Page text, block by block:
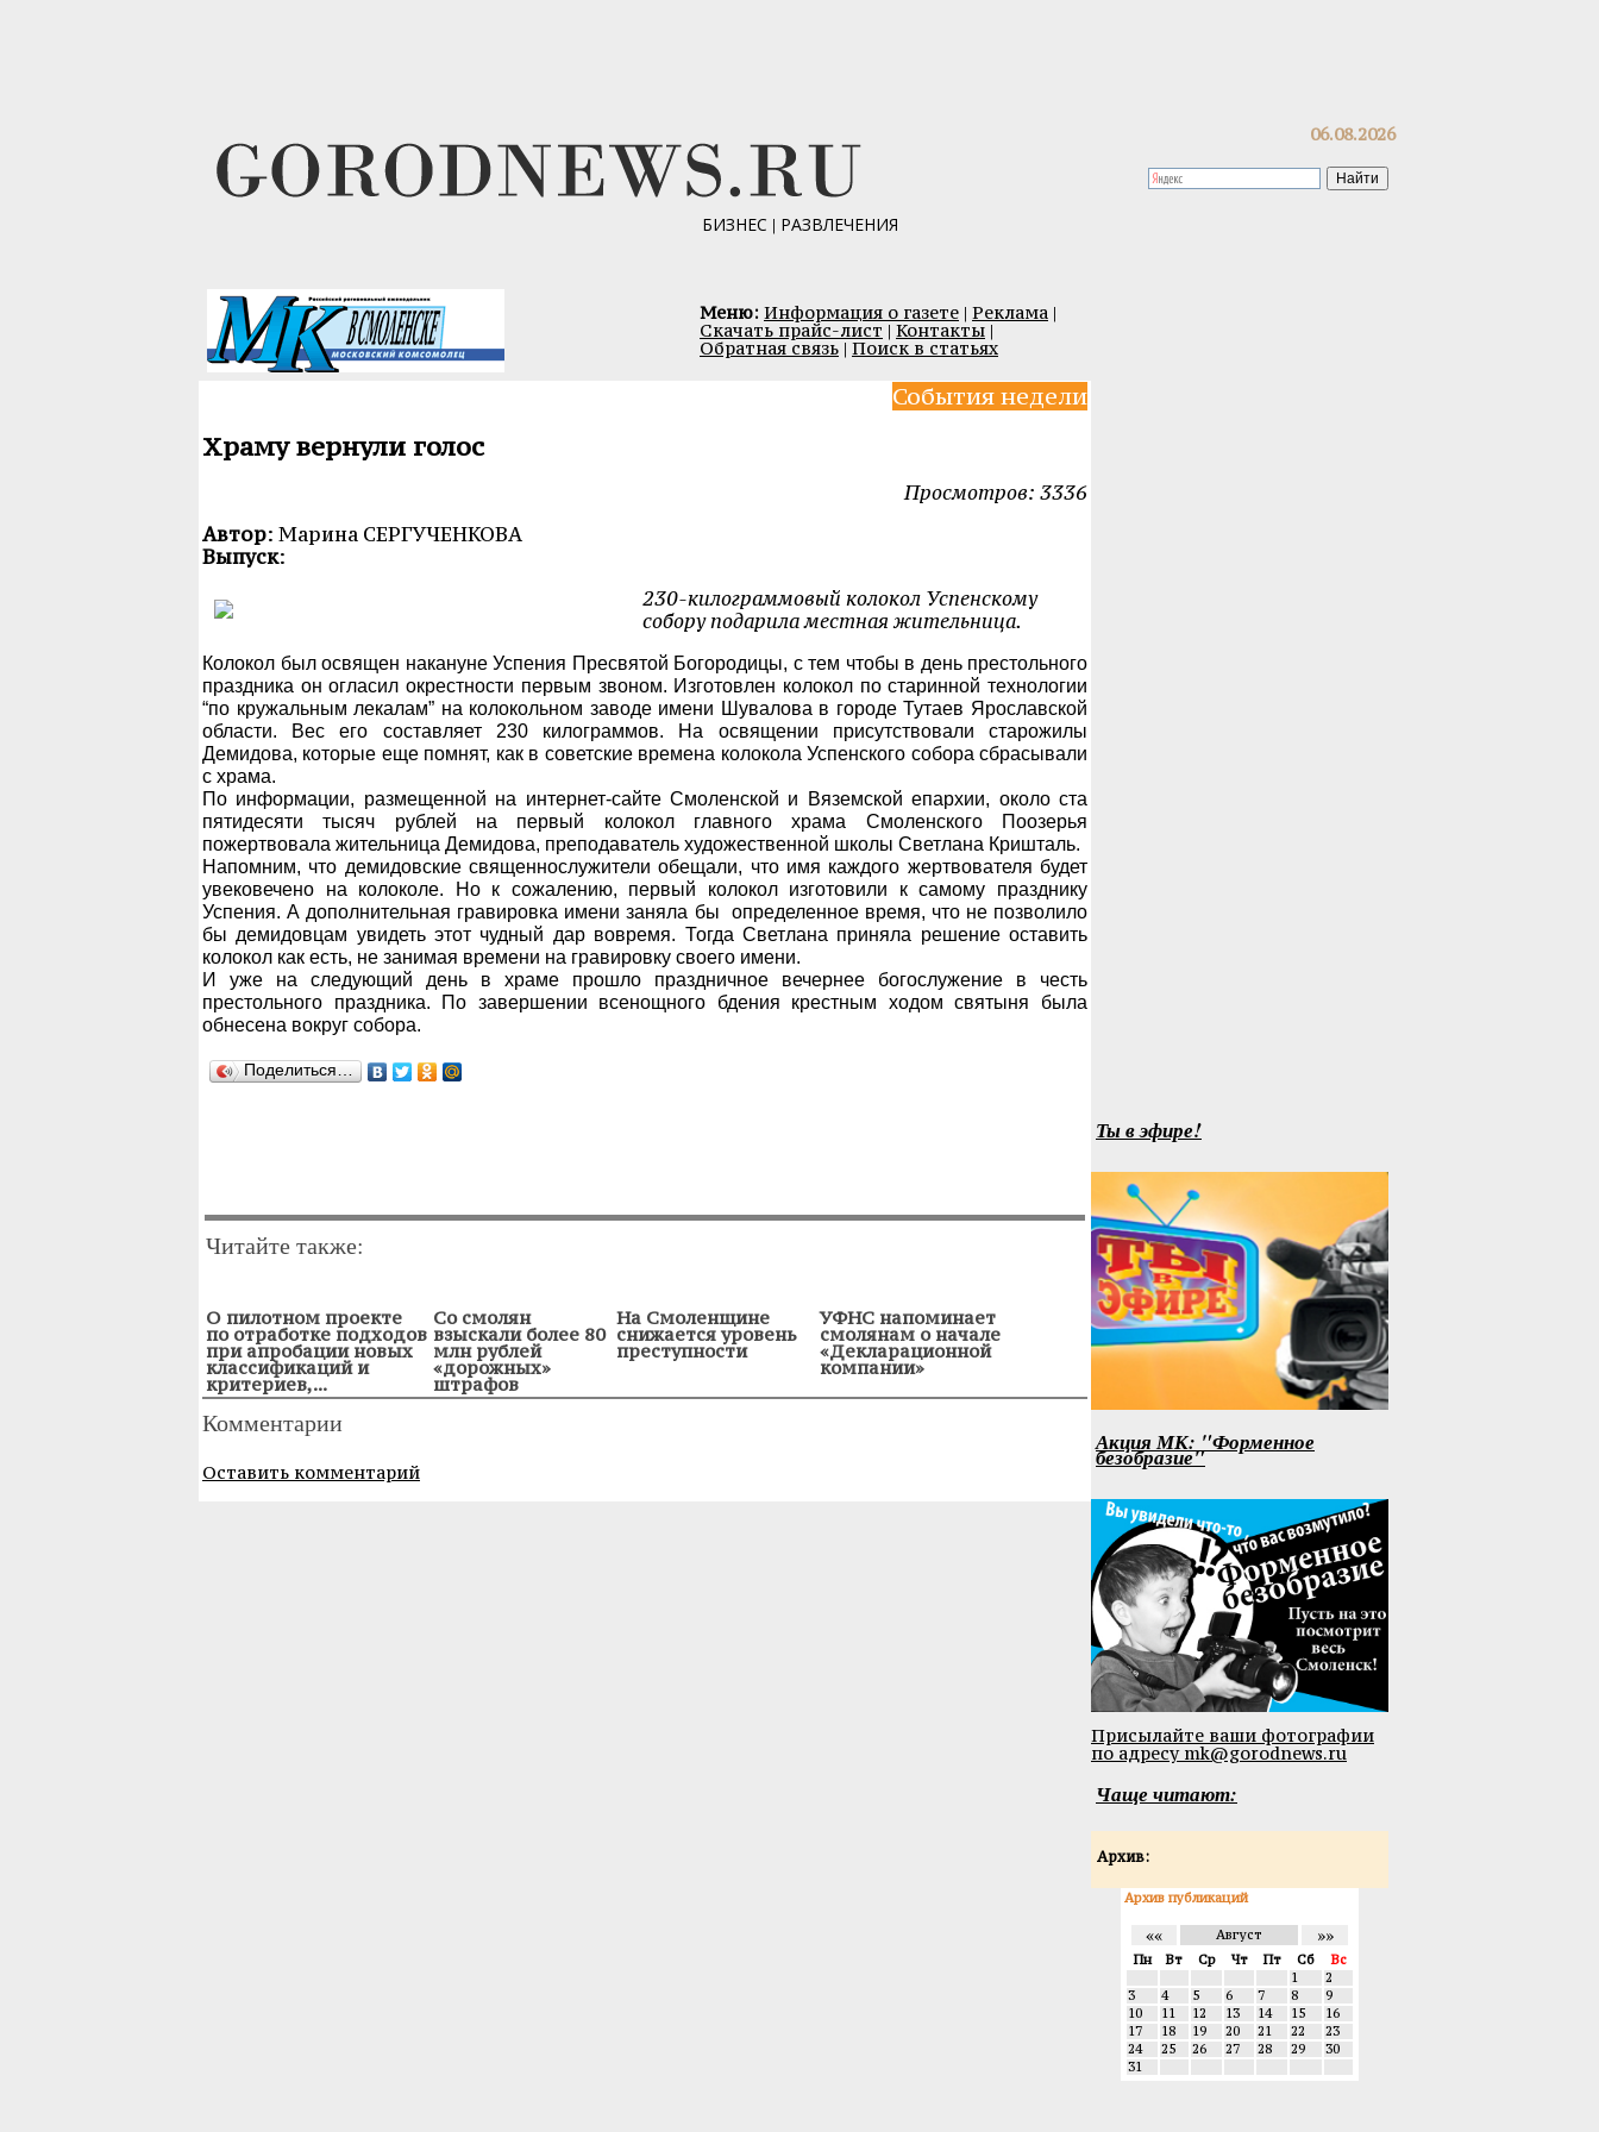
06.08.2026
БИЗНЕС | РАЗВЛЕЧЕНИЯ
Меню: Информация о газете | Реклама |
Скачать прайс-лист | Контакты |
Обратная связь | Поиск в статьях
События недели
Храму вернули голос
Просмотров: 3336
Автор: Марина СЕРГУЧЕНКОВА
Выпуск:
230-килограммовый колокол Успенскому
собору подарила местная жительница.
Колокол был освящен накануне Успения Пресвятой Богородицы, с тем чтобы в день престольного
праздника он огласил окрестности первым звоном. Изготовлен колокол по старинной технологии
“по кружальным лекалам” на колокольном заводе имени Шувалова в городе Тутаев Ярославской
области. Вес его составляет 230 килограммов. На освящении присутствовали старожилы
Демидова, которые еще помнят, как в советские времена колокола Успенского собора сбрасывали
с храма.
По информации, размещенной на интернет-сайте Смоленской и Вяземской епархии, около ста
пятидесяти тысяч рублей на первый колокол главного храма Смоленского Поозерья
пожертвовала жительница Демидова, преподаватель художественной школы Светлана Кришталь.
Напомним, что демидовские священнослужители обещали, что имя каждого жертвователя будет
увековечено на колоколе. Но к сожалению, первый колокол изготовили к самому празднику
Успения. А дополнительная гравировка имени заняла бы определенное время, что не позволило
бы демидовцам увидеть этот чудный дар вовремя. Тогда Светлана приняла решение оставить
колокол как есть, не занимая времени на гравировку своего имени.
И уже на следующий день в храме прошло праздничное вечернее богослужение в честь
престольного праздника. По завершении всенощного бдения крестным ходом святыня была
обнесена вокруг собора.
Поделиться…
Читайте также:
О пилотном проекте
по отработке подходов
при апробации новых
классификаций и
критериев,...
Со смолян
взыскали более 80
млн рублей
«дорожных»
штрафов
На Смоленщине
снижается уровень
преступности
УФНС напоминает
смолянам о начале
«Декларационной
компании»
Комментарии
Оставить комментарий
Ты в эфире!
Акция МК: "Форменное
безобразие"
Присылайте ваши фотографии
по адресу mk@gorodnews.ru
Чаще читают:
Архив:
Архив публикаций
«« Август »»
Пн Вт Ср Чт Пт Сб
Вс
1
2
3
4 5 6 7 8
9
10
11 12 13 14 15
16
17
18 19 20 21 22
23
24
25 26 27 28 29
30
31